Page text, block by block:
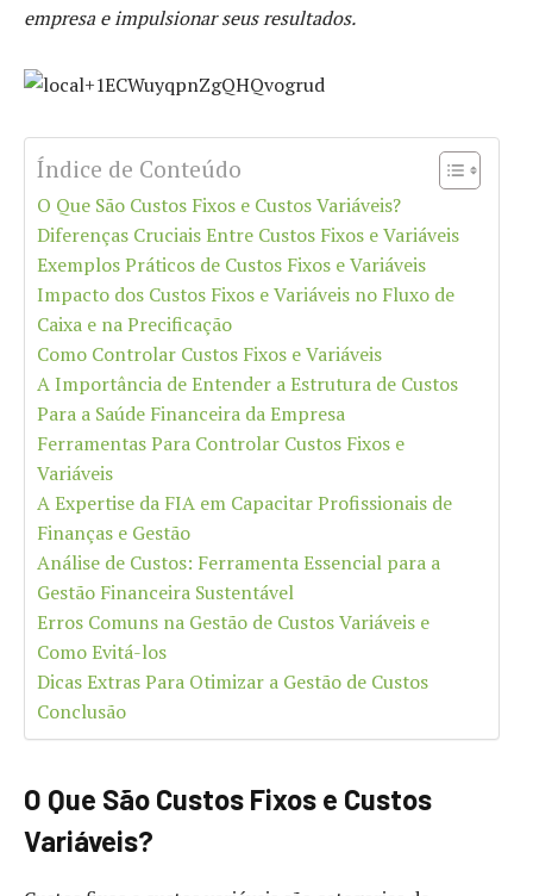
empresa e impulsionar seus resultados.
Índice de Conteúdo
O Que São Custos Fixos e Custos Variáveis?
Diferenças Cruciais Entre Custos Fixos e Variáveis
Exemplos Práticos de Custos Fixos e Variáveis
Impacto dos Custos Fixos e Variáveis no Fluxo de
Caixa e na Precificação
Como Controlar Custos Fixos e Variáveis
A Importância de Entender a Estrutura de Custos
Para a Saúde Financeira da Empresa
Ferramentas Para Controlar Custos Fixos e
Variáveis
A Expertise da FIA em Capacitar Profissionais de
Finanças e Gestão
Análise de Custos: Ferramenta Essencial para a
Gestão Financeira Sustentável
Erros Comuns na Gestão de Custos Variáveis e
Como Evitá-los
Dicas Extras Para Otimizar a Gestão de Custos
Conclusão
O Que São Custos Fixos e Custos
Variáveis?